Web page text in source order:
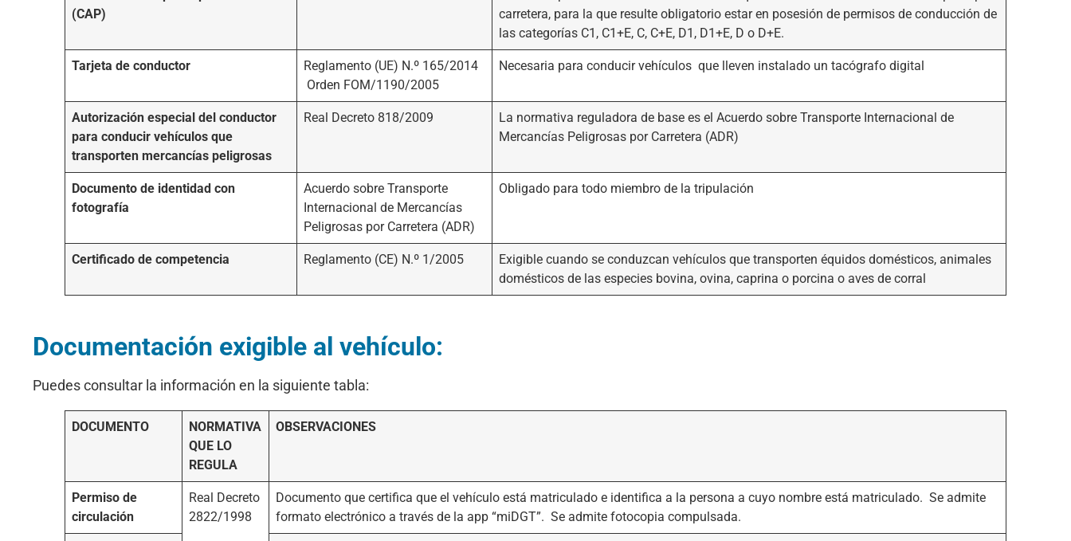
(CAP)
carretera, para la que resulte obligatorio estar en posesión de permisos de conducción de
las categorías C1, C1+E, C, C+E, D1, D1+E, D o D+E.
Tarjeta de conductor
Reglamento (UE) N.º 165/2014
Orden FOM/1190/2005
Necesaria para conducir vehículos que lleven instalado un tacógrafo digital
Autorización especial del conductor
para conducir vehículos que
transporten mercancías peligrosas
Real Decreto 818/2009
La normativa reguladora de base es el Acuerdo sobre Transporte Internacional de
Mercancías Peligrosas por Carretera (ADR)
Documento de identidad con
fotografía
Acuerdo sobre Transporte
Internacional de Mercancías
Peligrosas por Carretera (ADR)
Obligado para todo miembro de la tripulación
Certificado de competencia Reglamento (CE) N.º 1/2005
Exigible cuando se conduzcan vehículos que transporten équidos domésticos, animales
domésticos de las especies bovina, ovina, caprina o porcina o aves de corral
Documentación exigible al vehículo:
Puedes consultar la información en la siguiente tabla:
DOCUMENTO
NORMATIVA
QUE LO
REGULA
OBSERVACIONES
Permiso de
circulación
Real Decreto
2822/1998
Documento que certifica que el vehículo está matriculado e identifica a la persona a cuyo nombre está matriculado. Se admite
formato electrónico a través de la app “miDGT”. Se admite fotocopia compulsada.